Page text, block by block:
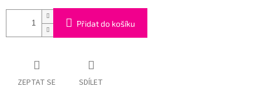
Přidat do košíku
ZEPTAT SE SDÍLET